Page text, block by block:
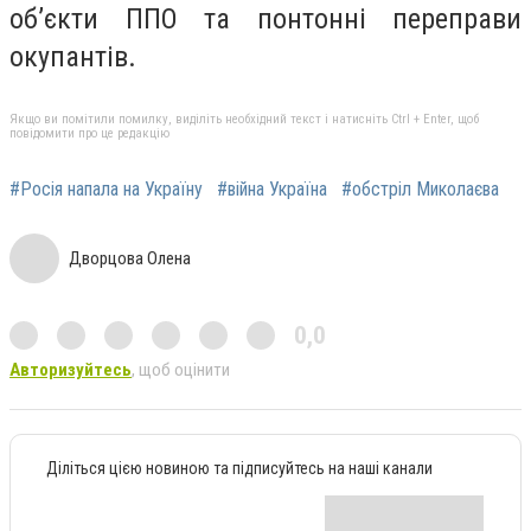
об’єкти ППО та понтонні переправи
окупантів.
Якщо ви помітили помилку, виділіть необхідний текст і натисніть Ctrl + Enter, щоб
повідомити про це редакцію
#Росія напала на Україну #війна Україна #обстріл Миколаєва
Дворцова Олена
0,0
Авторизуйтесь, щоб оцінити
Діліться цією новиною та підписуйтесь на наші канали